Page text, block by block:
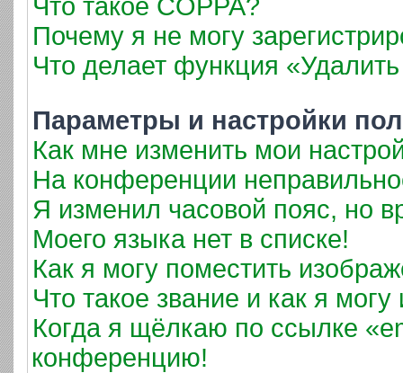
Что такое COPPA?
Почему я не могу
Что делает функция
Параметры и настройки
Как мне изменить мои
На конференции
Я изменил часовой пояс, но
Моего языка нет в списке!
Как я могу поместить
Что такое звание и как я могу
Когда я щёлкаю по ссылке
конференцию!